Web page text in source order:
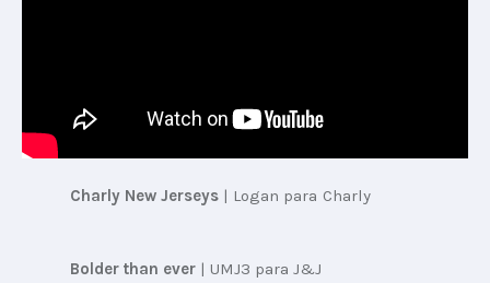
Charly New Jerseys | Logan para Charly
Bolder than ever | UMJ3 para J&J